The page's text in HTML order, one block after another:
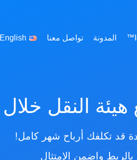
المدونة تواصل معنا English
النقل خلال ٢٤ ساعة
قد تكلفك أرباح شهر كامل!
واضمن الإمتثال